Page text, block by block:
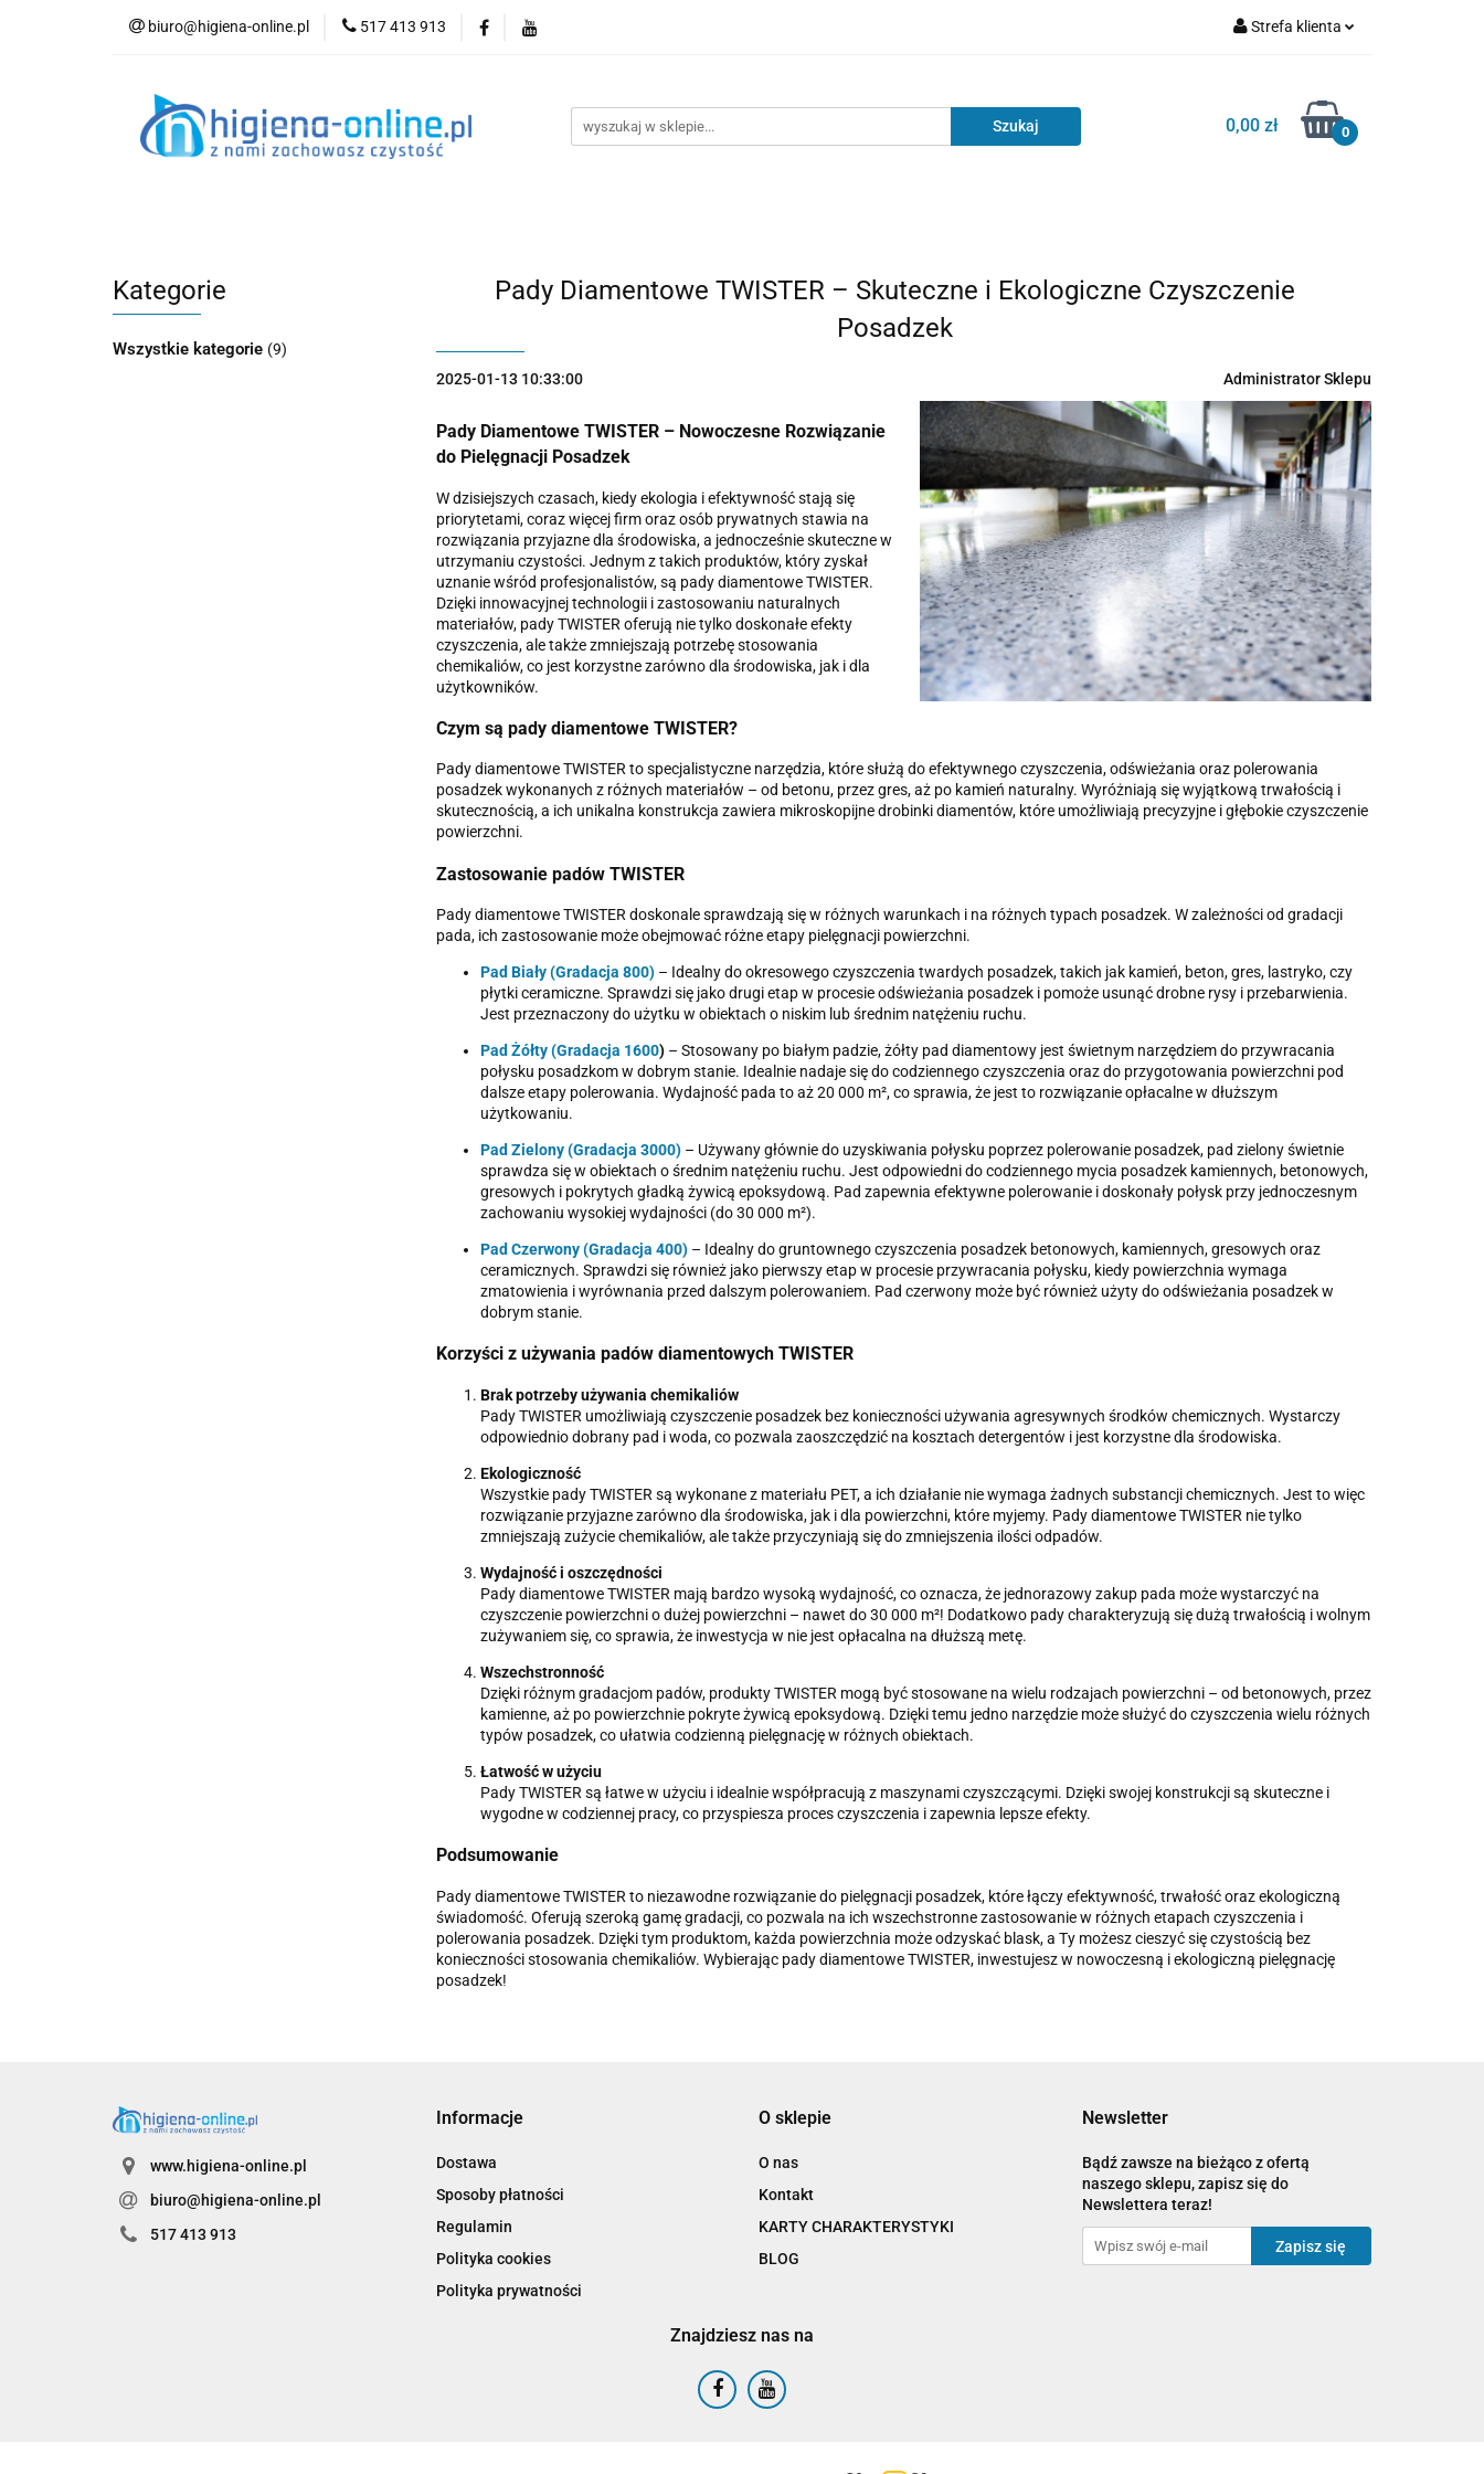
biuro@higiena-online.pl 517 413 913 Strefa klienta
Zarejestruj się
Dodaj zgłoszenie
0,00 zł 0
Kategorie
Kategorie
Wszystkie kategorie (9)
Pady Diamentowe TWISTER – Skuteczne i Ekologiczne Czyszczenie
Posadzek
2025-01-13 10:33:00 Administrator Sklepu
Pady Diamentowe TWISTER – Nowoczesne Rozwiązanie
do Pielęgnacji Posadzek
W dzisiejszych czasach, kiedy ekologia i efektywność stają się
priorytetami, coraz więcej firm oraz osób prywatnych stawia na
rozwiązania przyjazne dla środowiska, a jednocześnie skuteczne w
utrzymaniu czystości. Jednym z takich produktów, który zyskał
uznanie wśród profesjonalistów, są pady diamentowe TWISTER.
Dzięki innowacyjnej technologii i zastosowaniu naturalnych
materiałów, pady TWISTER oferują nie tylko doskonałe efekty
czyszczenia, ale także zmniejszają potrzebę stosowania
chemikaliów, co jest korzystne zarówno dla środowiska, jak i dla
użytkowników.
Czym są pady diamentowe TWISTER?
Pady diamentowe TWISTER to specjalistyczne narzędzia, które służą do efektywnego czyszczenia, odświeżania oraz polerowania
posadzek wykonanych z różnych materiałów – od betonu, przez gres, aż po kamień naturalny. Wyróżniają się wyjątkową trwałością i
skutecznością, a ich unikalna konstrukcja zawiera mikroskopijne drobinki diamentów, które umożliwiają precyzyjne i głębokie czyszczenie
powierzchni.
Zastosowanie padów TWISTER
Pady diamentowe TWISTER doskonale sprawdzają się w różnych warunkach i na różnych typach posadzek. W zależności od gradacji
pada, ich zastosowanie może obejmować różne etapy pielęgnacji powierzchni.
Pad Biały (Gradacja 800)– Idealny do okresowego czyszczenia twardych posadzek, takich jak kamień, beton, gres, lastryko, czy
płytki ceramiczne. Sprawdzi się jako drugi etap w procesie odświeżania posadzek i pomoże usunąć drobne rysy i przebarwienia.
Jest przeznaczony do użytku w obiektach o niskim lub średnim natężeniu ruchu.
Pad Żółty (Gradacja 1600)– Stosowany po białym padzie, żółty pad diamentowy jest świetnym narzędziem do przywracania
połysku posadzkom w dobrym stanie. Idealnie nadaje się do codziennego czyszczenia oraz do przygotowania powierzchni pod
dalsze etapy polerowania. Wydajność pada to aż 20 000 m², co sprawia, że jest to rozwiązanie opłacalne w dłuższym
użytkowaniu.
Pad Zielony (Gradacja 3000)– Używany głównie do uzyskiwania połysku poprzez polerowanie posadzek, pad zielony świetnie
sprawdza się w obiektach o średnim natężeniu ruchu. Jest odpowiedni do codziennego mycia posadzek kamiennych, betonowych,
gresowych i pokrytych gładką żywicą epoksydową. Pad zapewnia efektywne polerowanie i doskonały połysk przy jednoczesnym
zachowaniu wysokiej wydajności (do 30 000 m²).
Pad Czerwony (Gradacja 400)– Idealny do gruntownego czyszczenia posadzek betonowych, kamiennych, gresowych oraz
ceramicznych. Sprawdzi się również jako pierwszy etap w procesie przywracania połysku, kiedy powierzchnia wymaga
zmatowienia i wyrównania przed dalszym polerowaniem. Pad czerwony może być również użyty do odświeżania posadzek w
dobrym stanie.
Korzyści z używania padów diamentowych TWISTER
Brak potrzeby używania chemikaliów
Pady TWISTER umożliwiają czyszczenie posadzek bez konieczności używania agresywnych środków chemicznych. Wystarczy
odpowiednio dobrany pad i woda, co pozwala zaoszczędzić na kosztach detergentów i jest korzystne dla środowiska.
Ekologiczność
Wszystkie pady TWISTER są wykonane z materiału PET, a ich działanie nie wymaga żadnych substancji chemicznych. Jest to więc
rozwiązanie przyjazne zarówno dla środowiska, jak i dla powierzchni, które myjemy. Pady diamentowe TWISTER nie tylko
zmniejszają zużycie chemikaliów, ale także przyczyniają się do zmniejszenia ilości odpadów.
Wydajność i oszczędności
Pady diamentowe TWISTER mają bardzo wysoką wydajność, co oznacza, że jednorazowy zakup pada może wystarczyć na
czyszczenie powierzchni o dużej powierzchni – nawet do 30 000 m²! Dodatkowo pady charakteryzują się dużą trwałością i wolnym
zużywaniem się, co sprawia, że inwestycja w nie jest opłacalna na dłuższą metę.
Wszechstronność
Dzięki różnym gradacjom padów, produkty TWISTER mogą być stosowane na wielu rodzajach powierzchni – od betonowych, przez
kamienne, aż po powierzchnie pokryte żywicą epoksydową. Dzięki temu jedno narzędzie może służyć do czyszczenia wielu różnych
typów posadzek, co ułatwia codzienną pielęgnację w różnych obiektach.
Łatwość w użyciu
Pady TWISTER są łatwe w użyciu i idealnie współpracują z maszynami czyszczącymi. Dzięki swojej konstrukcji są skuteczne i
wygodne w codziennej pracy, co przyspiesza proces czyszczenia i zapewnia lepsze efekty.
Podsumowanie
Pady diamentowe TWISTER to niezawodne rozwiązanie do pielęgnacji posadzek, które łączy efektywność, trwałość oraz ekologiczną
świadomość. Oferują szeroką gamę gradacji, co pozwala na ich wszechstronne zastosowanie w różnych etapach czyszczenia i
polerowania posadzek. Dzięki tym produktom, każda powierzchnia może odzyskać blask, a Ty możesz cieszyć się czystością bez
konieczności stosowania chemikaliów. Wybierając pady diamentowe TWISTER, inwestujesz w nowoczesną i ekologiczną pielęgnację
posadzek!
www.higiena-online.pl
biuro@higiena-online.pl
517 413 913
Informacje
Dostawa
Sposoby płatności
Regulamin
Polityka cookies
Polityka prywatności
O sklepie
O nas
Kontakt
KARTY CHARAKTERYSTYKI
BLOG
Newsletter
Bądź zawsze na bieżąco z ofertą
naszego sklepu, zapisz się do
Newslettera teraz!
Znajdziesz nas na